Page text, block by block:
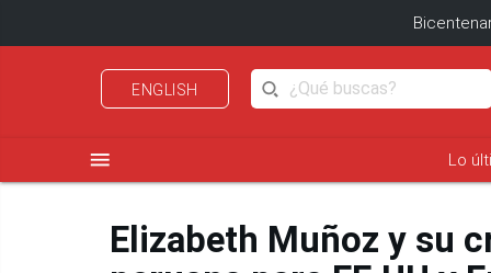
ENGLISH
menu Lo
Elizabeth Muñoz y su